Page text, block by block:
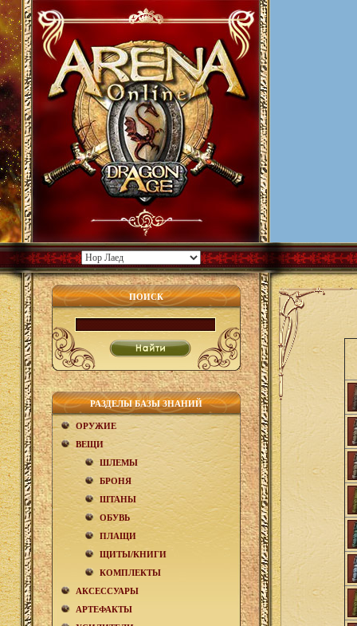
ПОИСК
РАЗДЕЛЫ БАЗЫ ЗНАНИЙ
ОРУЖИЕ
ВЕЩИ
ШЛЕМЫ
БРОНЯ
ШТАНЫ
ОБУВЬ
ПЛАЩИ
ЩИТЫ/КНИГИ
КОМПЛЕКТЫ
АКCЕСCУАРЫ
АРТЕФАКТЫ